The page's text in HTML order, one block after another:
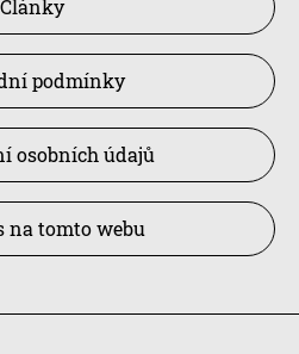
Články
podmínky
osobních údajů
na tomto webu